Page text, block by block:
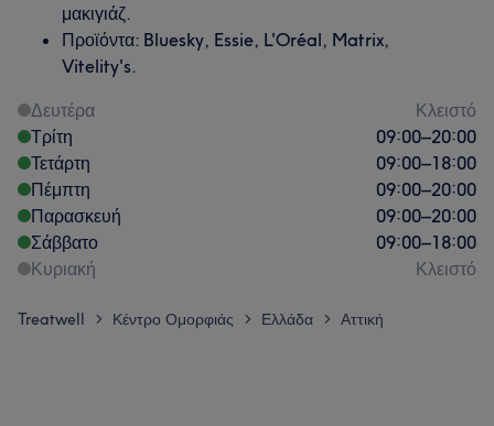
μακιγιάζ.
Προϊόντα: Bluesky, Essie, L'Oréal, Matrix,
Vitelity's.
Δευτέρα
Κλειστό
Τρίτη
09:00–20:00
Τετάρτη
09:00–18:00
Πέμπτη
09:00–20:00
Παρασκευή
09:00–20:00
Σάββατο
09:00–18:00
Κυριακή
Κλειστό
Treatwell > Κέντρο Ομορφιάς > Ελλάδα > Αττική